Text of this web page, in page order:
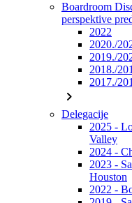
Boardroom
perspektive
2022
2020./
2019./
2018./
2017./
chevron_right
Delegacije
2025 -
Valley
2024 -
2023 -
Houston
2022 -